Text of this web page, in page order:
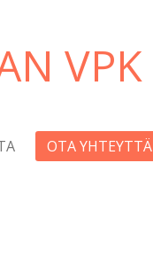
VPK
OTA YHTEYTTÄ